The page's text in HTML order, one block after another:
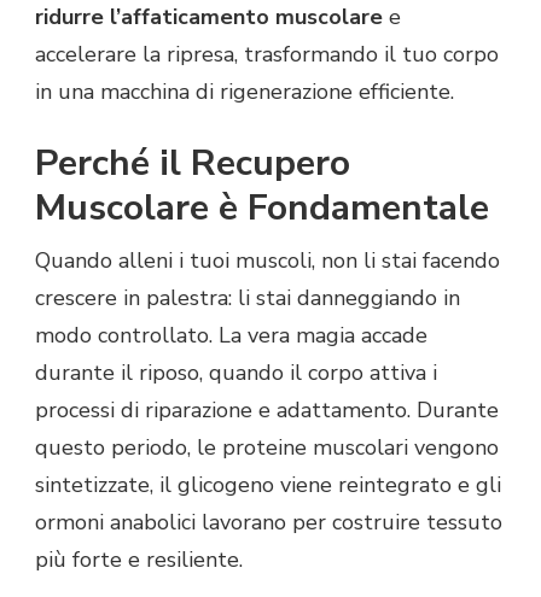
ridurre l’affaticamento muscolare e
accelerare la ripresa, trasformando il tuo corpo
in una macchina di rigenerazione efficiente.
Perché il Recupero
Muscolare è Fondamentale
Quando alleni i tuoi muscoli, non li stai facendo
crescere in palestra: li stai danneggiando in
modo controllato. La vera magia accade
durante il riposo, quando il corpo attiva i
processi di riparazione e adattamento. Durante
questo periodo, le proteine muscolari vengono
sintetizzate, il glicogeno viene reintegrato e gli
ormoni anabolici lavorano per costruire tessuto
più forte e resiliente.